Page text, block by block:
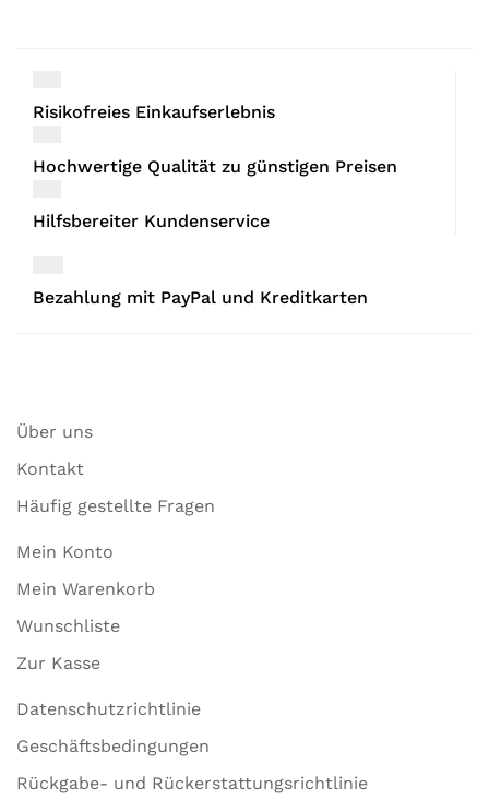
Risikofreies Einkaufserlebnis
Hochwertige Qualität zu günstigen Preisen
Hilfsbereiter Kundenservice
Bezahlung mit PayPal und Kreditkarten
Über uns
Kontakt
Häufig gestellte Fragen
Mein Konto
Mein Warenkorb
Wunschliste
Zur Kasse
Datenschutzrichtlinie
Geschäftsbedingungen
Rückgabe- und Rückerstattungsrichtlinie